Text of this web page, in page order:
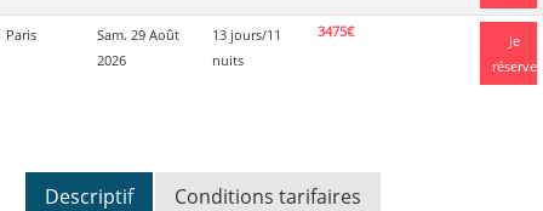
Paris
Sam. 29 Août
2026
13 jours/11
nuits
3475€
Je
réserve
Descriptif Conditions tarifaires